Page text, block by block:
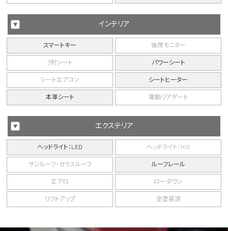
インテリア
スマートキー 後席モニター
3列シート パワーシート
シートエアコン シートヒーター
本革シート 電動リアゲート
エクステリア
ヘッドライト：LED ヘッドライト：HID
サンルーフ・ガラスルーフ ルーフレール
エアロ ローダウン
リフトアップ 全塗装済